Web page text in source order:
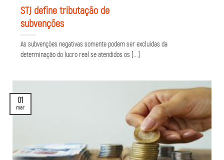
STJ define tributação de
subvenções
As subvenções negativas somente podem ser excluídas da
determinação do lucro real se atendidos os [...]
01
mar